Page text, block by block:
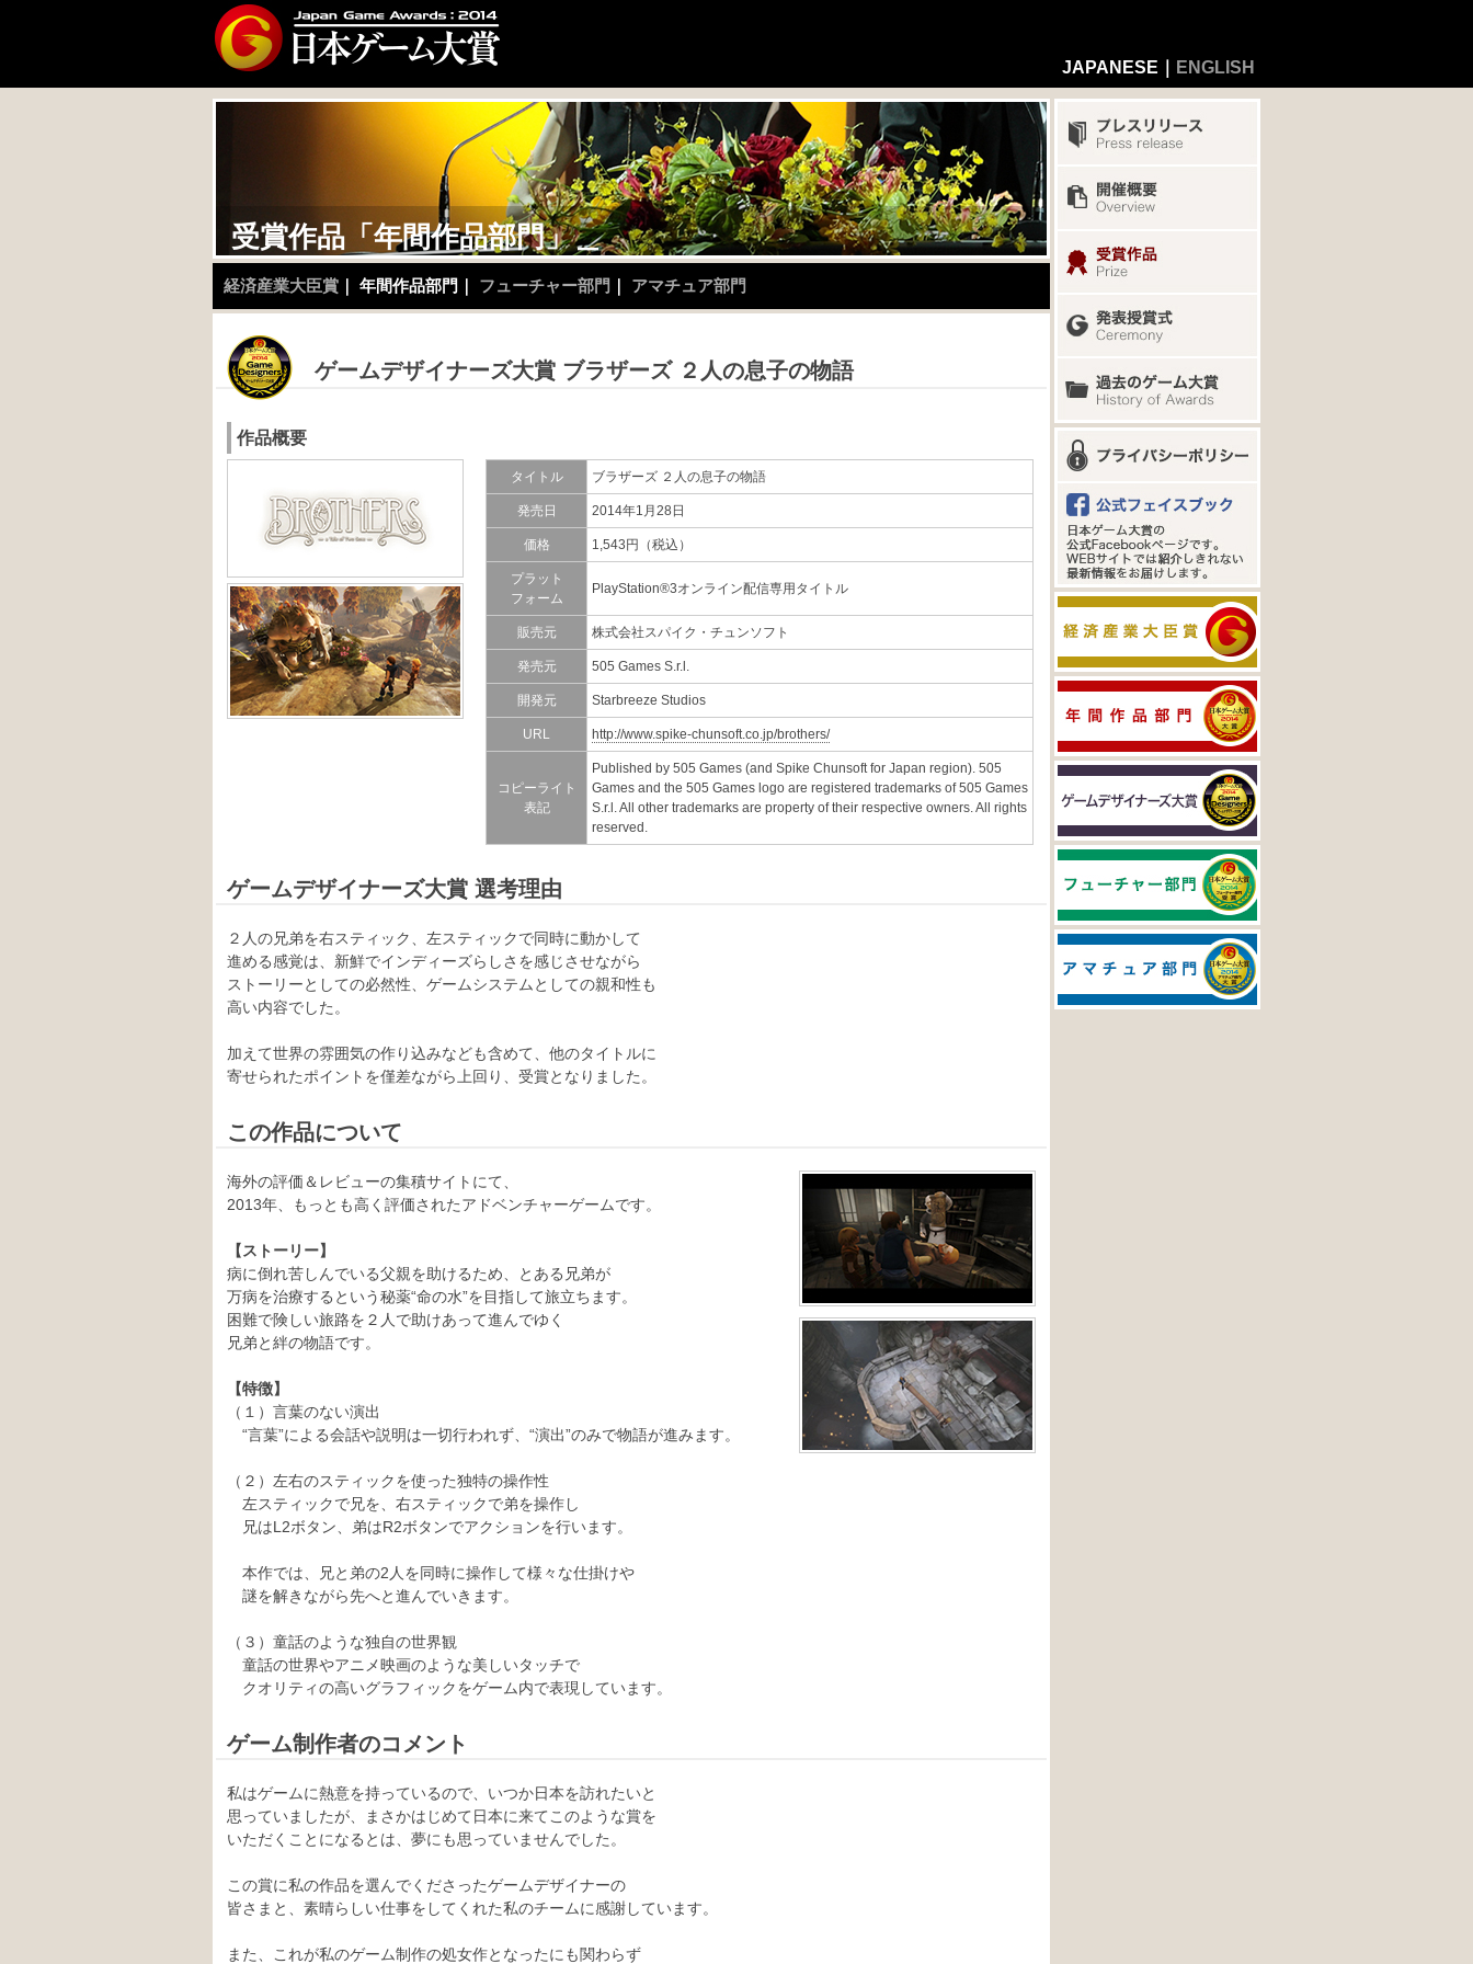
JAPANESE｜ ENGLISH
受賞作品 「 年間作品部門」
経済産業大臣賞 ｜ 年間作品部門 ｜ フューチャー部門 ｜ アマチュア部門
ゲームデザイナーズ大賞 ブラザーズ ２人の息子の物語
作品概要
タイトル ブラザーズ ２人の息子の物語
発売日 2014年1月28日
価格 1,543円（税込）
プラット
フォーム
PlayStation®3オンライン配信専用タイトル
販売元 株式会社スパイク・チュンソフト
発売元 505 Games S.r.l.
開発元 Starbreeze Studios
URL http://www.spike-chunsoft.co.jp/brothers/
コピーライト
表記
Published by 505 Games (and Spike Chunsoft for Japan region). 505
Games and the 505 Games logo are registered trademarks of 505 Games
S.r.l. All other trademarks are property of their respective owners. All rights
reserved.
ゲームデザイナーズ大賞 選考理由
２人の兄弟を右スティック、左スティックで同時に動かして
進める感覚は、新鮮でインディーズらしさを感じさせながら
ストーリーとしての必然性、ゲームシステムとしての親和性も
高い内容でした。
加えて世界の雰囲気の作り込みなども含めて、他のタイトルに
寄せられたポイントを僅差ながら上回り、受賞となりました。
この作品について
海外の評価＆レビューの集積サイトにて、
2013年、もっとも高く評価されたアドベンチャーゲームです。
【ストーリー】
病に倒れ苦しんでいる父親を助けるため、とある兄弟が
万病を治療するという秘薬“命の水”を目指して旅立ちます。
困難で険しい旅路を２人で助けあって進んでゆく
兄弟と絆の物語です。
【特徴】
（１）言葉のない演出
“言葉”による会話や説明は一切行われず、“演出”のみで物語が進みます。
（２）左右のスティックを使った独特の操作性
左スティックで兄を、右スティックで弟を操作し
兄はL2ボタン、弟はR2ボタンでアクションを行います。
本作では、兄と弟の2人を同時に操作して様々な仕掛けや
謎を解きながら先へと進んでいきます。
（３）童話のような独自の世界観
童話の世界やアニメ映画のような美しいタッチで
クオリティの高いグラフィックをゲーム内で表現しています。
ゲーム制作者のコメント
私はゲームに熱意を持っているので、いつか日本を訪れたいと
思っていましたが、まさかはじめて日本に来てこのような賞を
いただくことになるとは、夢にも思っていませんでした。
この賞に私の作品を選んでくださったゲームデザイナーの
皆さまと、素晴らしい仕事をしてくれた私のチームに感謝しています。
また、これが私のゲーム制作の処女作となったにも関わらず